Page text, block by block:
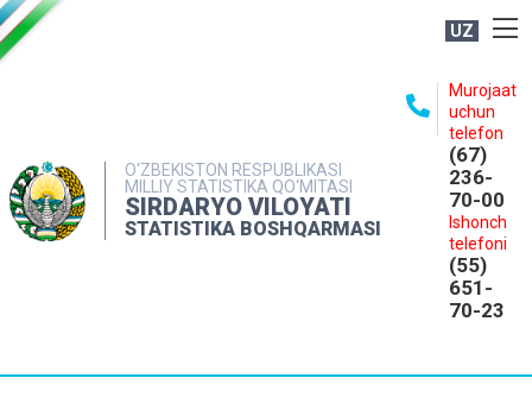
UZ
O‘ZBEKISTON RESPUBLIKASI
MILLIY STATISTIKA QO‘MITASI
SIRDARYO VILOYATI
STATISTIKA BOSHQARMASI
Murojaat
uchun
telefon
(67)
236-
70-00
Ishonch
telefoni
(55)
651-
70-23
NASHRLAR
INTERAKTIV XIZMATLAR
MATBUOT XIZMATI